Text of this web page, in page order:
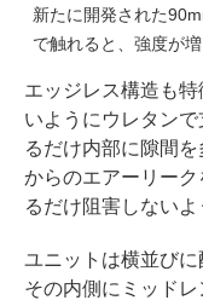
新たに開発された
で触れると、強度が
エッジレス構造も
いようにウレタン
るだけ内部に隙間
からのエアーリー
るだけ阻害しないよ
ユニットは横並びに
その内側にミッド